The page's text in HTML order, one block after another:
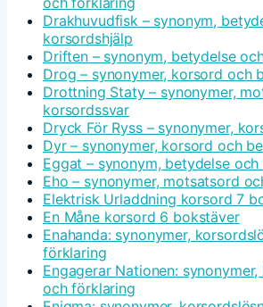
Drakhuvudfisk – synonym,
korsordshjälp
Driften – synonym, betydelse
Drog – synonymer, korsord och
Drottning Staty – synonymer,
korsordssvar
Dryck För Ryss – synonymer,
Dyr – synonymer, korsord och
Eggat – synonym, betydelse
Eho – synonymer, motsatsord
Elektrisk Urladdning korsord 7
En Måne korsord 6 bokstäver
Enahanda: synonymer,
förklaring
Engagerar Nationen:
och förklaring